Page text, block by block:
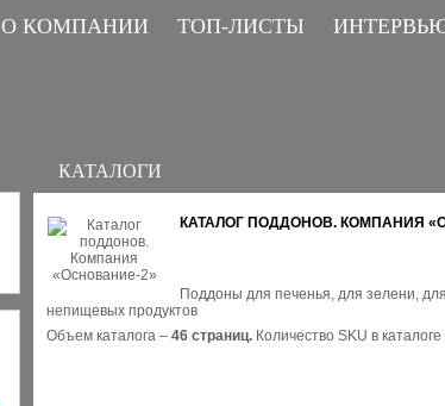
О КОМПАНИИ ТОП-ЛИСТЫ
КАТАЛОГИ
КАТАЛОГ ПОДДОНОВ. КОМПАНИЯ
Поддоны для печенья, для зелени,
непищевых продуктов
Объем каталога – 46 страниц. Количество SKU в каталоге